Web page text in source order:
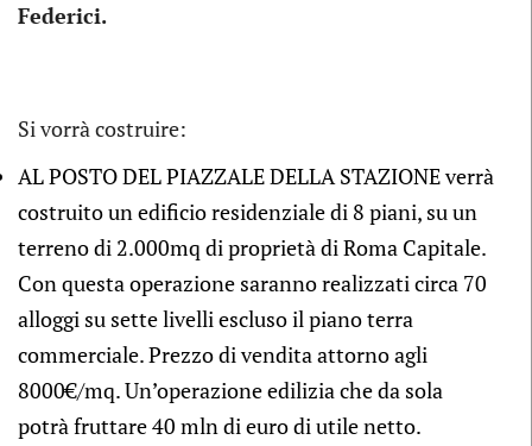
Federici.
Si vorrà costruire:
AL POSTO DEL PIAZZALE DELLA STAZIONE verrà
costruito un edificio residenziale di 8 piani, su un
terreno di 2.000mq di proprietà di Roma Capitale.
Con questa operazione saranno realizzati circa 70
alloggi su sette livelli escluso il piano terra
commerciale. Prezzo di vendita attorno agli
8000€/mq. Un’operazione edilizia che da sola
potrà fruttare 40 mln di euro di utile netto.